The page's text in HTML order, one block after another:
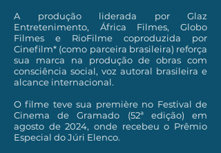
A produção liderada por Glaz
Entretenimento, África Filmes, Globo
Filmes e RioFilme coproduzida por
Cinefilm* (como parceira brasileira) reforça
sua marca na produção de obras com
consciência social, voz autoral brasileira e
alcance internacional.
O filme teve sua première no Festival de
Cinema de Gramado (52ª edição) em
agosto de 2024, onde recebeu o Prêmio
Especial do Júri Elenco.